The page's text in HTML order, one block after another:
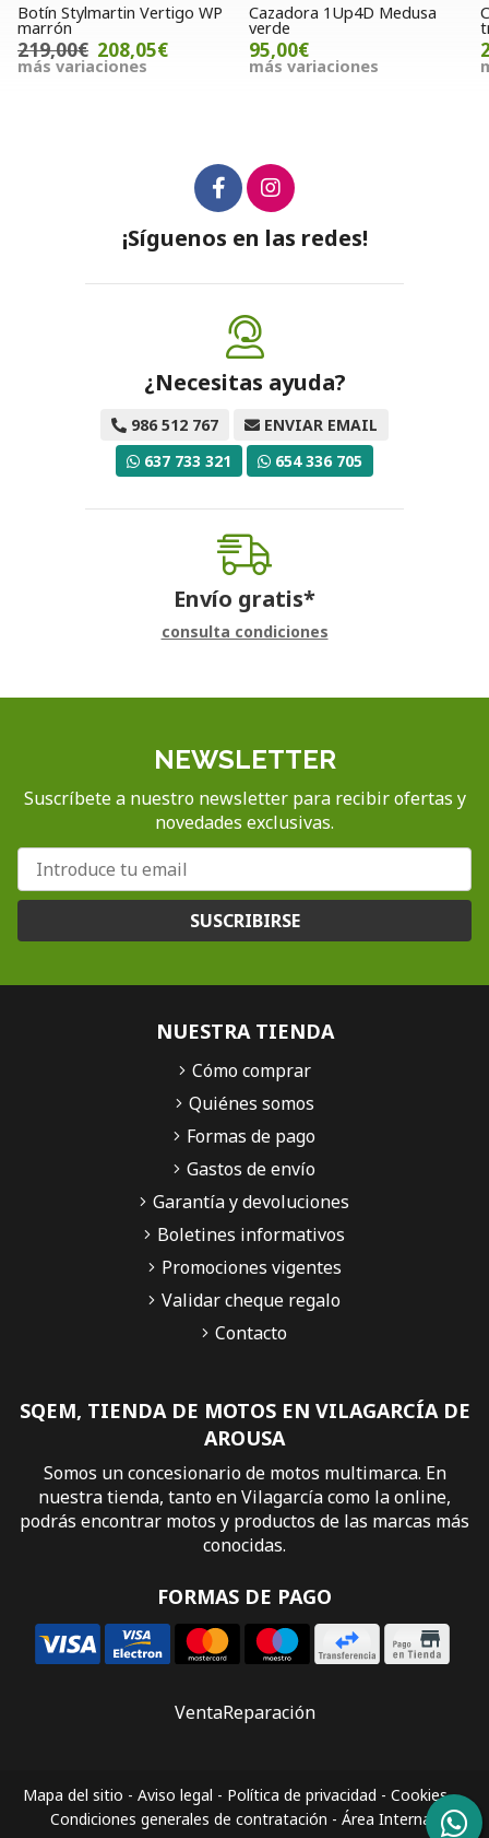
Stylmartin Vertigo WP
208,05€
variaciones
Cazadora 1Up4D Medusa
95,00€
más variaciones
20,00€
más
¡Síguenos en las redes!
¿Necesitas ayuda?
986 512 767
ENVIAR EMAIL
637 733 321
654 336 705
Envío gratis*
consulta condiciones
NEWSLETTER
Suscríbete a nuestro newsletter para recibir ofertas y
novedades exclusivas.
SUSCRIBIRSE
SQEM, TIENDA DE MOTOS EN VILAGARCÍA DE
AROUSA
Somos un concesionario de motos multimarca. En
nuestra tienda, tanto en Vilagarcía como la online,
podrás encontrar motos y productos de las marcas más
conocidas.
FORMAS DE PAGO
NUESTRA TIENDA
Cómo comprar
Quiénes somos
Formas de pago
Gastos de envío
Garantía y devoluciones
Boletines informativos
Promociones vigentes
Validar cheque regalo
Contacto
VentaReparación
Mapa del sitio - Aviso legal - Política de privacidad - Cookies-
Condiciones generales de contratación - Área Interna